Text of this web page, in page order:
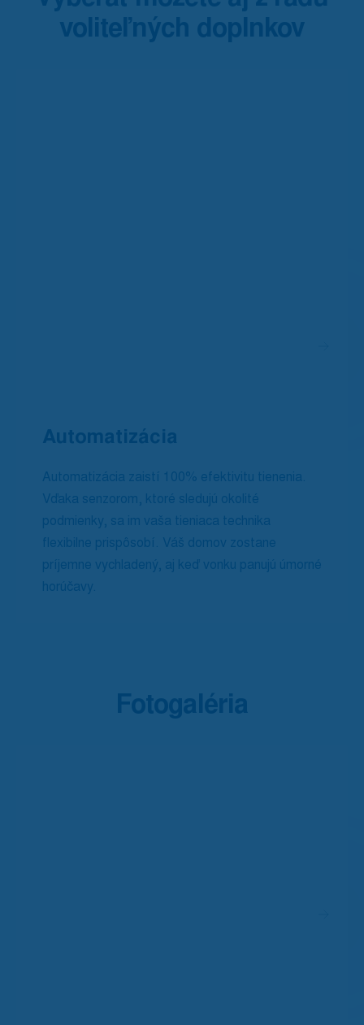
voliteľných doplnkov
Automatizácia
Automatizácia zaistí 100% efektivitu tienenia.
Vďaka senzorom, ktoré sledujú okolité
podmienky, sa im vaša tieniaca technika
flexibilne prispôsobí. Váš domov zostane
príjemne vychladený, aj keď vonku panujú úmorné
horúčavy.
Fotogaléria